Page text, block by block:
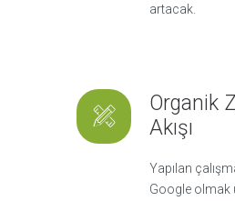
artacak.
Organik
Akışı
Yapılan
Google olmak